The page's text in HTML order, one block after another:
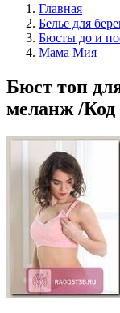
Главная
Белье для
Бюсты до и
Мама Мия
Бюст топ
меланж /Код